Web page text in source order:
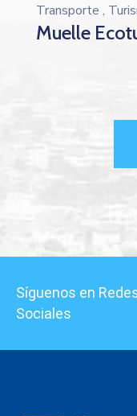
Transporte ,
Muelle
Síguenos en
Sociales